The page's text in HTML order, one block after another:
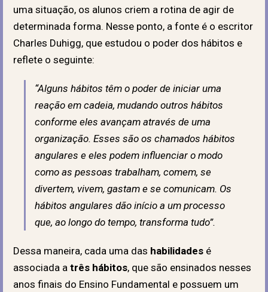
uma situação, os alunos criem a rotina de agir de
determinada forma. Nesse ponto, a fonte é o escritor
Charles Duhigg, que estudou o poder dos hábitos e
reflete o seguinte:
“Alguns hábitos têm o poder de iniciar uma
reação em cadeia, mudando outros hábitos
conforme eles avançam através de uma
organização. Esses são os chamados hábitos
angulares e eles podem influenciar o modo
como as pessoas trabalham, comem, se
divertem, vivem, gastam e se comunicam. Os
hábitos angulares dão início a um processo
que, ao longo do tempo, transforma tudo”.
Dessa maneira, cada uma das habilidades é
associada a três hábitos, que são ensinados nesses
anos finais do Ensino Fundamental e possuem um